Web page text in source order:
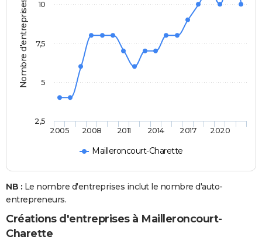
Nombre d'entreprises
Mailleroncourt-Charette
2005 2008 2011 2014 2017 2020
2,5
5
7,5
10
NB : Le nombre d'entreprises inclut le nombre d'auto-
entrepreneurs.
Créations d'entreprises à Mailleroncourt-
Charette